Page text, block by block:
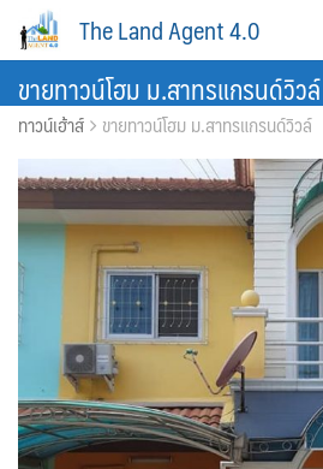
The Land Agent 4.0
ขายทาวน์โฮม ม.สาทรแกรนด์วิวล์
ทาวน์เฮ้าส์ ขายทาวน์โฮม ม.สาทรแกรนด์วิวล์